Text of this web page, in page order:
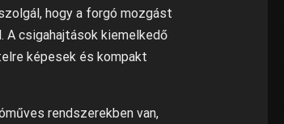
hogy a forgó mozgást
csigahajtások kiemelkedő
képesek és kompakt
rendszerekben van,